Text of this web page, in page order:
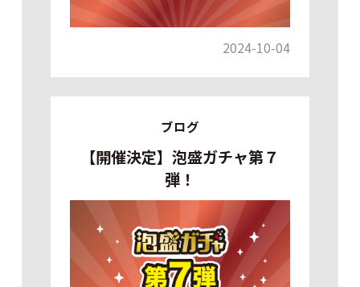
2024-10-04
ブログ
【開催決定】泡盛ガチャ第７
弾！